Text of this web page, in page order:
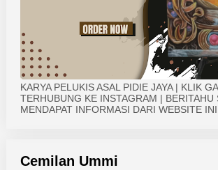
KARYA PELUKIS ASAL PIDIE JAYA | KLIK
TERHUBUNG KE INSTAGRAM | BERITAHU
MENDAPAT INFORMASI DARI WEBSITE INI
Cemilan Ummi